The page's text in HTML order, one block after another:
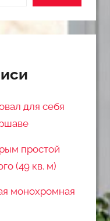
для себя
простой
(49 кв. м)
монохромная